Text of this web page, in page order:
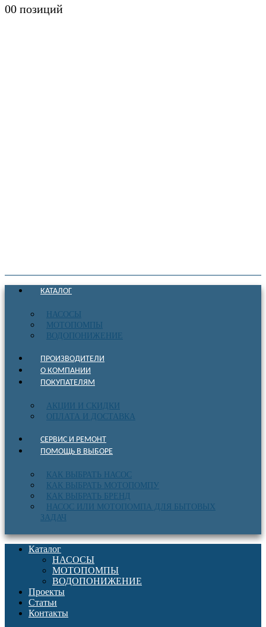
00 позиций
КАТАЛОГ
НАСОСЫ
МОТОПОМПЫ
ВОДОПОНИЖЕНИЕ
ПРОИЗВОДИТЕЛИ
О КОМПАНИИ
ПОКУПАТЕЛЯМ
АКЦИИ И СКИДКИ
ОПЛАТА И ДОСТАВКА
СЕРВИС И РЕМОНТ
ПОМОЩЬ В ВЫБОРЕ
КАК ВЫБРАТЬ НАСОС
КАК ВЫБРАТЬ МОТОПОМПУ
КАК ВЫБРАТЬ БРЕНД
НАСОС ИЛИ МОТОПОМПА ДЛЯ БЫТОВЫХ
ЗАДАЧ
Каталог
НАСОСЫ
МОТОПОМПЫ
ВОДОПОНИЖЕНИЕ
Проекты
Статьи
Контакты